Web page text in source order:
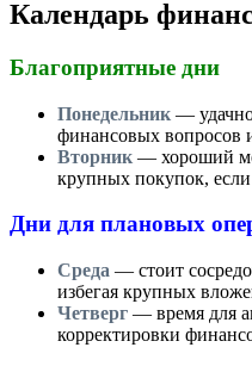
Календарь
Благоприятные дни
Понедельник —
финансовых вопросов
Вторник — хороший
крупных покупок,
Дни для плановых
Среда — стоит
избегая крупных
Четверг — время для
корректировки